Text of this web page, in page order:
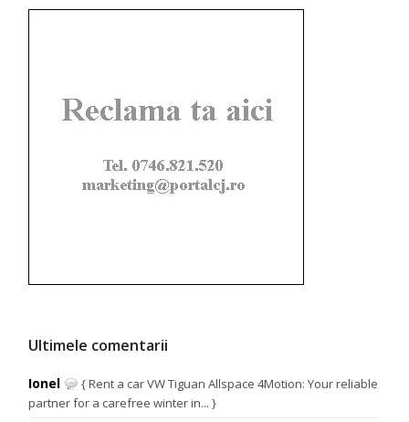
Ultimele comentarii
Ionel
{ Rent a car VW Tiguan Allspace 4Motion: Your reliable
partner for a carefree winter in... }